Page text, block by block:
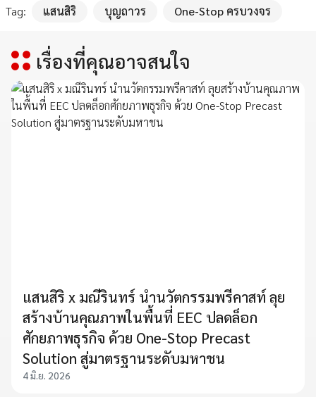
Tag: แสนสิริ บุญถาวร One-Stop ครบวงจร
เรื่องที่คุณอาจสนใจ
แสนสิริ x มณีรินทร์ นำนวัตกรรมพรีคาสท์ ลุย
สร้างบ้านคุณภาพในพื้นที่ EEC ปลดล็อก
ศักยภาพธุรกิจ ด้วย One-Stop Precast
Solution สู่มาตรฐานระดับมหาชน
4 มิ.ย. 2026